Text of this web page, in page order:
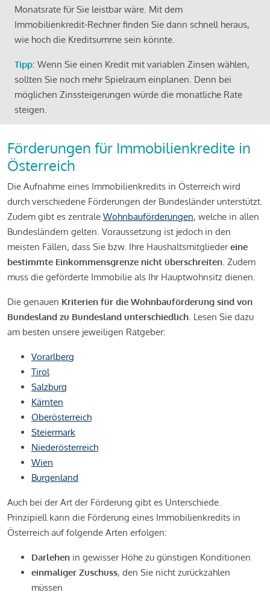
Monatsrate für Sie leistbar wäre. Mit dem
Immobilienkredit-Rechner finden Sie dann schnell heraus,
wie hoch die Kreditsumme sein könnte.
Tipp: Wenn Sie einen Kredit mit variablen Zinsen wählen,
sollten Sie noch mehr Spielraum einplanen. Denn bei
möglichen Zinssteigerungen würde die monatliche Rate
steigen.
Förderungen für Immobilienkredite in
Österreich
Die Aufnahme eines Immobilienkredits in Österreich wird
durch verschiedene Förderungen der Bundesländer unterstützt.
Zudem gibt es zentrale Wohnbauförderungen, welche in allen
Bundesländern gelten. Voraussetzung ist jedoch in den
meisten Fällen, dass Sie bzw. Ihre Haushaltsmitgliedereine
bestimmte Einkommensgrenze nicht überschreiten. Zudem
muss die geförderte Immobilie als Ihr Hauptwohnsitz dienen.
Die genauen Kriterien für die Wohnbauförderung sind von
Bundesland zu Bundesland unterschiedlich. Lesen Sie dazu
am besten unsere jeweiligen Ratgeber:
Vorarlberg
Tirol
Salzburg
Kärnten
Oberösterreich
Steiermark
Niederösterreich
Wien
Burgenland
Auch bei der Art der Förderung gibt es Unterschiede.
Prinzipiell kann die Förderung eines Immobilienkredits in
Österreich auf folgende Arten erfolgen:
Darlehen in gewisser Höhe zu günstigen Konditionen
einmaliger Zuschuss, den Sie nicht zurückzahlen
müssen